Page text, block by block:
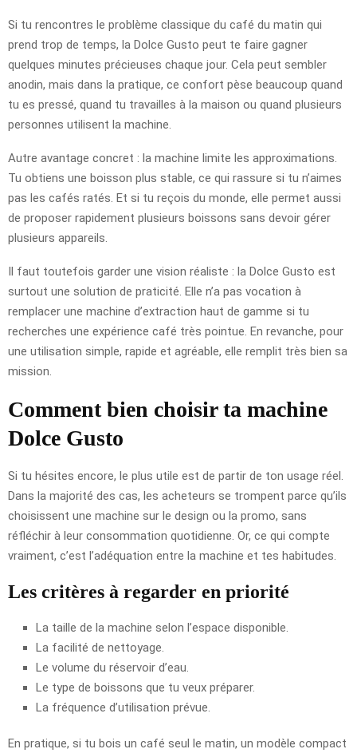
Si tu rencontres le problème classique du café du matin qui
prend trop de temps, la Dolce Gusto peut te faire gagner
quelques minutes précieuses chaque jour. Cela peut sembler
anodin, mais dans la pratique, ce confort pèse beaucoup quand
tu es pressé, quand tu travailles à la maison ou quand plusieurs
personnes utilisent la machine.
Autre avantage concret : la machine limite les approximations.
Tu obtiens une boisson plus stable, ce qui rassure si tu n’aimes
pas les cafés ratés. Et si tu reçois du monde, elle permet aussi
de proposer rapidement plusieurs boissons sans devoir gérer
plusieurs appareils.
Il faut toutefois garder une vision réaliste : la Dolce Gusto est
surtout une solution de praticité. Elle n’a pas vocation à
remplacer une machine d’extraction haut de gamme si tu
recherches une expérience café très pointue. En revanche, pour
une utilisation simple, rapide et agréable, elle remplit très bien sa
mission.
Comment bien choisir ta machine
Dolce Gusto
Si tu hésites encore, le plus utile est de partir de ton usage réel.
Dans la majorité des cas, les acheteurs se trompent parce qu’ils
choisissent une machine sur le design ou la promo, sans
réfléchir à leur consommation quotidienne. Or, ce qui compte
vraiment, c’est l’adéquation entre la machine et tes habitudes.
Les critères à regarder en priorité
La taille de la machine selon l’espace disponible.
La facilité de nettoyage.
Le volume du réservoir d’eau.
Le type de boissons que tu veux préparer.
La fréquence d’utilisation prévue.
En pratique, si tu bois un café seul le matin, un modèle compact